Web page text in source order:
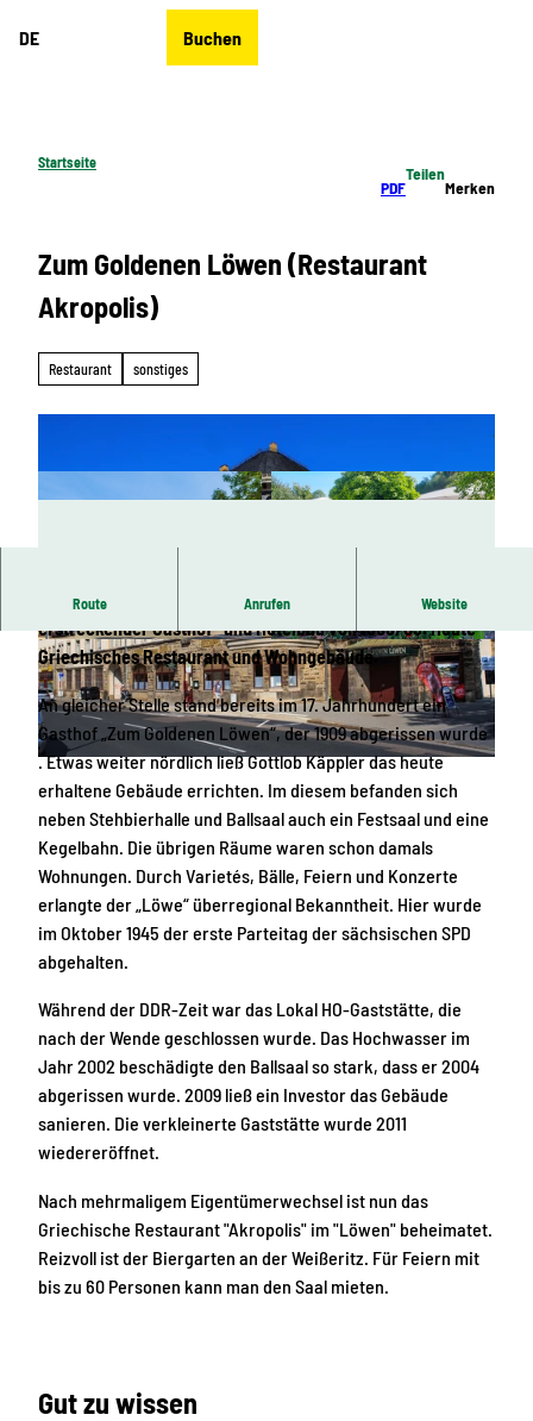
DE Buchen
Startseite
PDF
Teilen
Merken
Zum Goldenen Löwen (Restaurant
Akropolis)
Restaurant sonstiges
© Tilo Harder | KI-optimiert
© Tilo Harder, Stadt Freital |CC-BY-SA © Tilo Harder, Stadt Freital |CC-BY-SA
Route Anrufen Website
Viergeschossiger, über mehrere Hausnummern sich
erstreckender Gasthof- und Hotelbau von 1908/09. Heute
Griechisches Restaurant und Wohngebäude.
An gleicher Stelle stand bereits im 17. Jahrhundert ein
Gasthof „Zum Goldenen Löwen“, der 1909 abgerissen wurde
. Etwas weiter nördlich ließ Gottlob Käppler das heute
erhaltene Gebäude errichten. Im diesem befanden sich
neben Stehbierhalle und Ballsaal auch ein Festsaal und eine
Kegelbahn. Die übrigen Räume waren schon damals
Wohnungen. Durch Varietés, Bälle, Feiern und Konzerte
erlangte der „Löwe“ überregional Bekanntheit. Hier wurde
im Oktober 1945 der erste Parteitag der sächsischen SPD
abgehalten.
Während der DDR-Zeit war das Lokal HO-Gaststätte, die
nach der Wende geschlossen wurde. Das Hochwasser im
Jahr 2002 beschädigte den Ballsaal so stark, dass er 2004
abgerissen wurde. 2009 ließ ein Investor das Gebäude
sanieren. Die verkleinerte Gaststätte wurde 2011
wiedereröffnet.
Nach mehrmaligem Eigentümerwechsel ist nun das
Griechische Restaurant "Akropolis" im "Löwen" beheimatet.
Reizvoll ist der Biergarten an der Weißeritz. Für Feiern mit
bis zu 60 Personen kann man den Saal mieten.
Gut zu wissen